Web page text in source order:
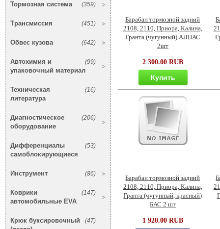
(359)
Тормозная система
(451)
Трансмиссия
(642)
Обвес кузова
(99)
Автохимия и
упаковочный материал
(16)
Техническая
литература
(206)
Диагностическое
оборудование
(53)
Дифференциалы
самоблокирующиеся
(86)
Инструмент
(147)
Коврики
автомобильные EVA
(47)
Крюк буксировочный
Барабан тормозной задний
2108, 2110, Приора, Калина,
Гранта (чугунный) АЛНАС
2шт
2 300.00 RUB
Купить
Барабан тормозной задний
2108, 2110, Приора, Калина,
Гранта (чугунный, красный)
БАС 2 шт
1 920.00 RUB